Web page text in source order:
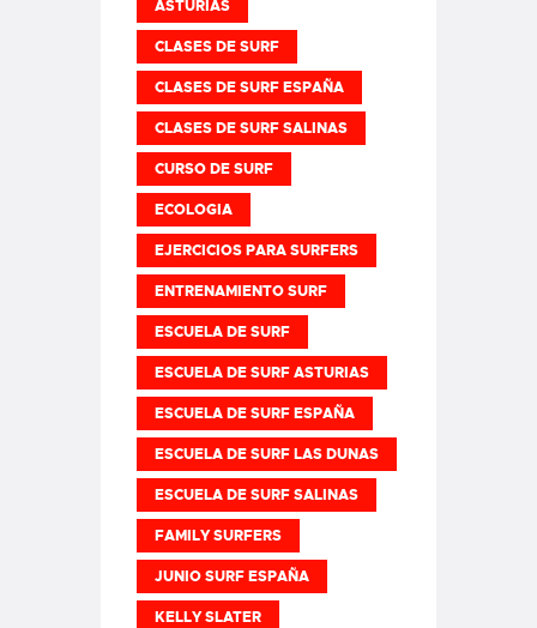
ASTURIAS
CLASES DE SURF
CLASES DE SURF ESPAÑA
CLASES DE SURF SALINAS
CURSO DE SURF
ECOLOGIA
EJERCICIOS PARA SURFERS
ENTRENAMIENTO SURF
ESCUELA DE SURF
ESCUELA DE SURF ASTURIAS
ESCUELA DE SURF ESPAÑA
ESCUELA DE SURF LAS DUNAS
ESCUELA DE SURF SALINAS
FAMILY SURFERS
JUNIO SURF ESPAÑA
KELLY SLATER